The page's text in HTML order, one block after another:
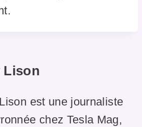
Lison
est une journaliste
chez Tesla Mag,